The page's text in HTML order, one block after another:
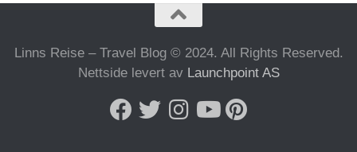
Linns Reise – Travel Blog © 2024. All Rights Reserved.
Nettside levert av Launchpoint AS